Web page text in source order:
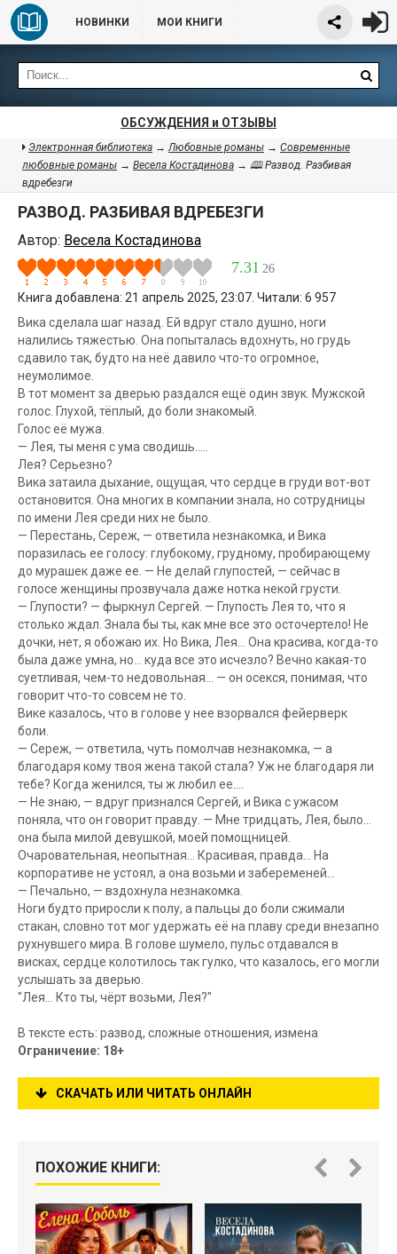
НОВИНКИ МОИ КНИГИ
ОБСУЖДЕНИЯ и ОТЗЫВЫ
Электронная библиотека →Любовные романы → Современные
любовные романы → Весела Костадинова → 🕮 Развод. Разбивая
вдребезги
РАЗВОД. РАЗБИВАЯ ВДРЕБЕЗГИ
Автор: Весела Костадинова
7.31 26
Книга добавлена: 21 апрель 2025, 23:07. Читали: 6 957
Вика сделала шаг назад. Ей вдруг стало душно, ноги
налились тяжестью. Она попыталась вдохнуть, но грудь
сдавило так, будто на неё давило что-то огромное,
неумолимое.
В тот момент за дверью раздался ещё один звук. Мужской
голос. Глухой, тёплый, до боли знакомый.
Голос её мужа.
— Лея, ты меня с ума сводишь…..
Лея? Серьезно?
Вика затаила дыхание, ощущая, что сердце в груди вот-вот
остановится. Она многих в компании знала, но сотрудницы
по имени Лея среди них не было.
— Перестань, Сереж, — ответила незнакомка, и Вика
поразилась ее голосу: глубокому, грудному, пробирающему
до мурашек даже ее. — Не делай глупостей, — сейчас в
голосе женщины прозвучала даже нотка некой грусти.
— Глупости? — фыркнул Сергей. — Глупость Лея то, что я
столько ждал. Знала бы ты, как мне все это осточертело! Не
дочки, нет, я обожаю их. Но Вика, Лея… Она красива, когда-то
была даже умна, но… куда все это исчезло? Вечно какая-то
суетливая, чем-то недовольная… — он осекся, понимая, что
говорит что-то совсем не то.
Вике казалось, что в голове у нее взорвался фейерверк
боли.
— Сереж, — ответила, чуть помолчав незнакомка, — а
благодаря кому твоя жена такой стала? Уж не благодаря ли
тебе? Когда женился, ты ж любил ее….
— Не знаю, — вдруг признался Сергей, и Вика с ужасом
поняла, что он говорит правду. — Мне тридцать, Лея, было…
она была милой девушкой, моей помощницей.
Очаровательная, неопытная… Красивая, правда… На
корпоративе не устоял, а она возьми и забеременей…
— Печально, — вздохнула незнакомка.
Ноги будто приросли к полу, а пальцы до боли сжимали
стакан, словно тот мог удержать её на плаву среди внезапно
рухнувшего мира. В голове шумело, пульс отдавался в
висках, сердце колотилось так гулко, что казалось, его могли
услышать за дверью.
"Лея… Кто ты, чёрт возьми, Лея?"
В тексте есть: развод, сложные отношения, измена
Ограничение: 18+
СКАЧАТЬ ИЛИ ЧИТАТЬ ОНЛАЙН
ПОХОЖИЕ КНИГИ: